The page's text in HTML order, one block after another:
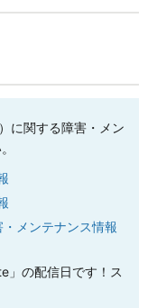
に関する障害・メン
メンテナンス情報
の配信日です！ス